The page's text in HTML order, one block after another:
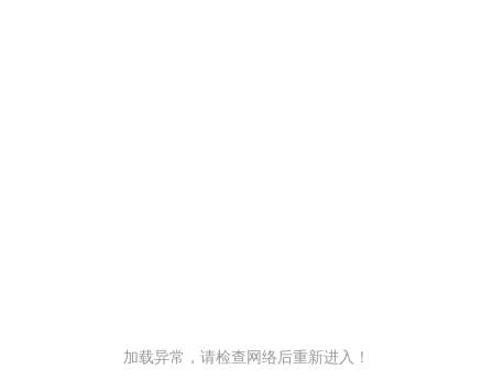
加载异常，请检查网络后重新进入！